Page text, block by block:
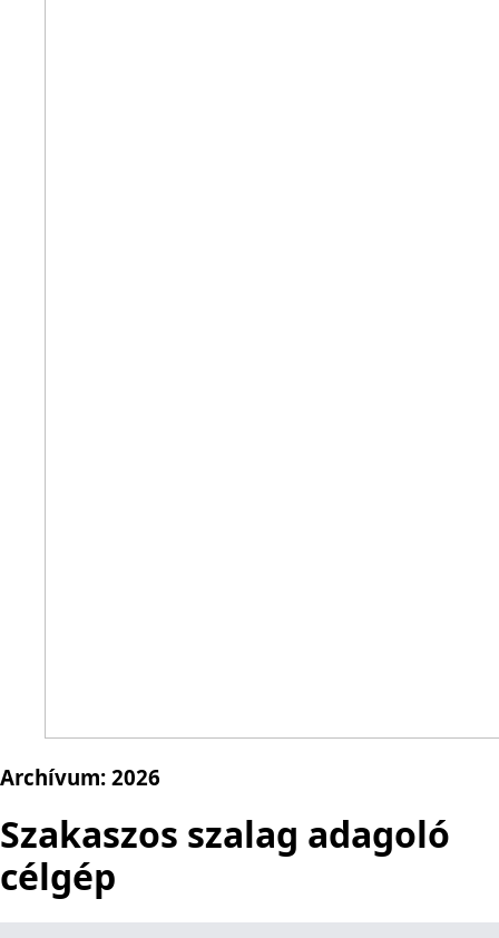
Archívum: 2026
Szakaszos szalag adagoló
célgép